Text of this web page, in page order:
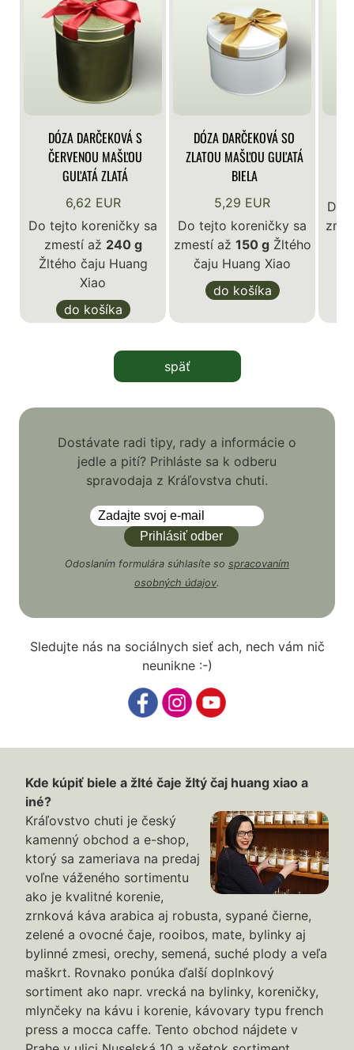
DÓZA DARČEKOVÁ S
ČERVENOU MAŠĽOU
GUĽATÁ ZLATÁ
6,62 EUR
Do tejto koreničky sa
zmestí až 240 g
Žltého čaju Huang
Xiao
do košíka
DÓZA DARČEKOVÁ SO
ZLATOU MAŠĽOU GUĽATÁ
BIELA
5,29 EUR
Do tejto koreničky sa
zmestí až 150 gŽltého
čaju Huang Xiao
do košíka
Do
späť
Dostávate radi tipy, rady a informácie o
jedle a pití? Prihláste sa k odberu
spravodaja z Kráľovstva chuti.
Odoslaním formulára súhlasíte so spracovaním
osobných údajov.
Sledujte nás na sociálnych sieť ach, nech vám nič
neunikne :-)
Kde kúpiť biele a žlté čaje žltý čaj huang xiao a
iné?
Kráľovstvo chuti je český
kamenný obchod a e-shop,
ktorý sa zameriava na predaj
voľne váženého sortimentu
ako je kvalitné korenie,
zrnková káva arabica aj robusta, sypané čierne,
zelené a ovocné čaje, rooibos, mate, bylinky aj
bylinné zmesi, orechy, semená, suché plody a veľa
maškrt. Rovnako ponúka ďalší doplnkový
sortiment ako napr. vrecká na bylinky, koreničky,
mlynčeky na kávu i korenie, kávovary typu french
press a mocca caffe. Tento obchod nájdete v